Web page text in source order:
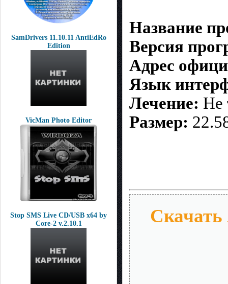
SamDrivers 11.10.11 AntiEdRo
Edition
VicMan Photo Editor
Stop SMS Live CD/USB x64 by
Core-2 v.2.10.1
Название
Версия
Адрес
Язык
Лечение: Не
Размер:
Скачать